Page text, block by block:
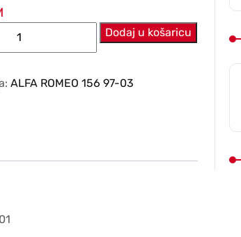
Dodaj u košaricu
ALFA ROMEO 156 97-03